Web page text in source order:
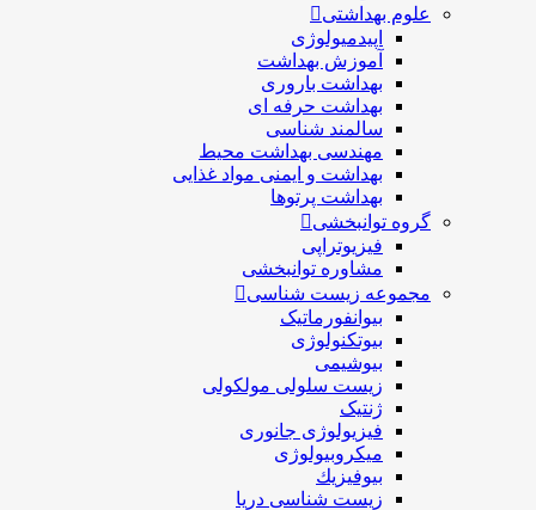
علوم بهداشتی
اپیدمیولوژی
آموزش بهداشت
بهداشت باروری
بهداشت حرفه ای
سالمند شناسی
مهندسی بهداشت محيط
بهداشت و ایمنی مواد غذایی
بهداشت پرتوها
گروه توانبخشی
فیزیوتراپی
مشاوره توانبخشی
مجموعه زیست شناسی
بیوانفورماتیک
بیوتکنولوژی
بیوشیمی
زیست سلولی مولکولی
ژنتیک
فیزیولوژی جانوری
میکروبیولوژی
بيوفيزيك
زیست شناسی دریا